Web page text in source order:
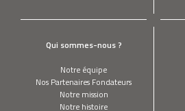
Qui sommes-nous ?
Notre équipe
Nos Partenaires Fondateurs
Notre mission
Notre histoire